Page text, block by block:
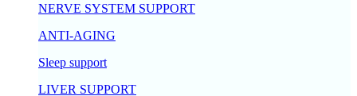
NERVE SYSTEM SUPPORT
ANTI-AGING
Sleep support
LIVER SUPPORT